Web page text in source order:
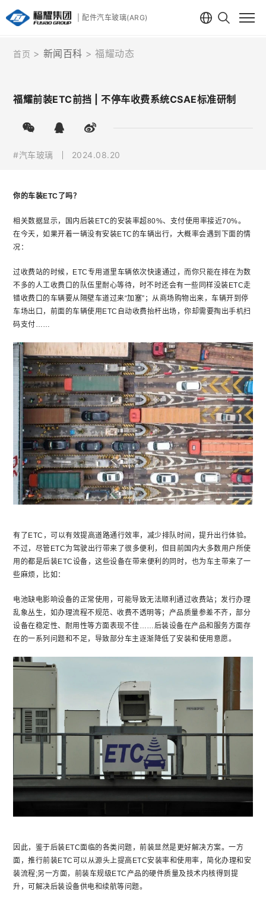
| 配件汽车玻璃(ARG)
首页 新闻百科 福耀动态
福耀前装ETC前挡 | 不停车收费系统CSAE标准研制
#汽车玻璃 2024.08.20
你的车装ETC了吗？
相关数据显示，国内后装ETC的安装率超80%、支付使用率接近70%。
在今天，如果开着一辆没有安装ETC的车辆出行，大概率会遇到下面的情
况：
过收费站的时候，ETC专用道里车辆依次快速通过，而你只能在排在为数
不多的人工收费口的队伍里耐心等待，时不时还会有一些同样没装ETC走
错收费口的车辆要从隔壁车道过来“加塞”；从商场购物出来，车辆开到停
车场出口，前面的车辆使用ETC自动收费抬杆出场，你却需要掏出手机扫
码支付……
有了ETC，可以有效提高道路通行效率，减少排队时间，提升出行体验。
不过，尽管ETC为驾驶出行带来了很多便利，但目前国内大多数用户所使
用的都是后装ETC设备，这些设备在带来便利的同时，也为车主带来了一
些麻烦，比如：
电池缺电影响设备的正常使用，可能导致无法顺利通过收费站；发行办理
乱象丛生，如办理流程不规范、收费不透明等；产品质量参差不齐，部分
设备在稳定性、耐用性等方面表现不佳……后装设备在产品和服务方面存
在的一系列问题和不足，导致部分车主逐渐降低了安装和使用意愿。
因此，鉴于后装ETC面临的各类问题，前装显然是更好解决方案。一方
面，推行前装ETC可以从源头上提高ETC安装率和使用率，简化办理和安
装流程;另一方面，前装车规级ETC产品的硬件质量及技术内核得到提
升，可解决后装设备供电和续航等问题。